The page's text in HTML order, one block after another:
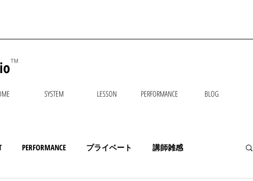
TM
SYSTEM LESSON PERFORMANCE BLOG
PERFORMANCE プライベート 講師雑感